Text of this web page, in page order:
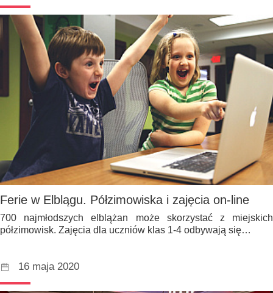
Ferie w Elblągu. Półzimowiska i zajęcia on-line
700 najmłodszych elblążan może skorzystać z miejskich
półzimowisk. Zajęcia dla uczniów klas 1-4 odbywają się…
16 maja 2020